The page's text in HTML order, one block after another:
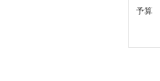
予算